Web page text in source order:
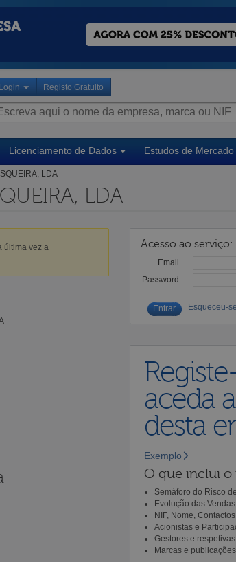
Login Registo Gratuito
Licenciamento de Dados Estudos de Mercado
LDA
LDA
última vez a
Acesso ao serviço:
Email
Password
Esqueceu-
aceda
desta
Exemplo
O que inclui o
Semáforo do Risco
Evolução das
NIF, Nome,
Acionistas e
Gestores e
Marcas e